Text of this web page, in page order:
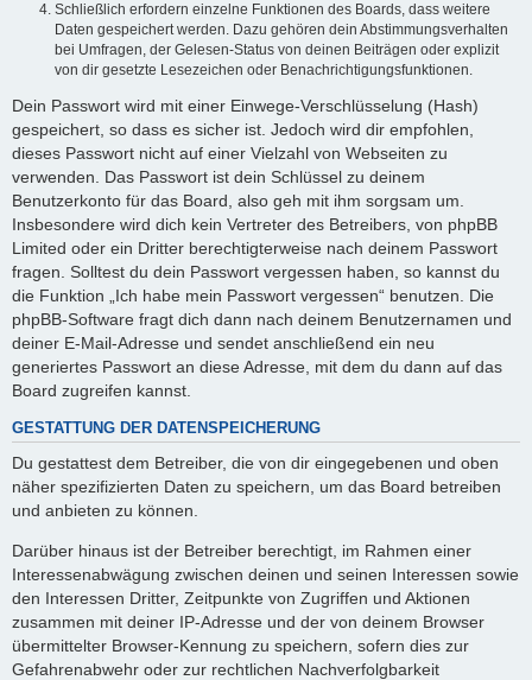
Schließlich erfordern einzelne Funktionen des Boards, dass weitere
Daten gespeichert werden. Dazu gehören dein Abstimmungsverhalten
bei Umfragen, der Gelesen-Status von deinen Beiträgen oder explizit
von dir gesetzte Lesezeichen oder Benachrichtigungsfunktionen.
Dein Passwort wird mit einer Einwege-Verschlüsselung (Hash)
gespeichert, so dass es sicher ist. Jedoch wird dir empfohlen,
dieses Passwort nicht auf einer Vielzahl von Webseiten zu
verwenden. Das Passwort ist dein Schlüssel zu deinem
Benutzerkonto für das Board, also geh mit ihm sorgsam um.
Insbesondere wird dich kein Vertreter des Betreibers, von phpBB
Limited oder ein Dritter berechtigterweise nach deinem Passwort
fragen. Solltest du dein Passwort vergessen haben, so kannst du
die Funktion „Ich habe mein Passwort vergessen“ benutzen. Die
phpBB-Software fragt dich dann nach deinem Benutzernamen und
deiner E-Mail-Adresse und sendet anschließend ein neu
generiertes Passwort an diese Adresse, mit dem du dann auf das
Board zugreifen kannst.
GESTATTUNG DER DATENSPEICHERUNG
Du gestattest dem Betreiber, die von dir eingegebenen und oben
näher spezifizierten Daten zu speichern, um das Board betreiben
und anbieten zu können.
Darüber hinaus ist der Betreiber berechtigt, im Rahmen einer
Interessenabwägung zwischen deinen und seinen Interessen sowie
den Interessen Dritter, Zeitpunkte von Zugriffen und Aktionen
zusammen mit deiner IP-Adresse und der von deinem Browser
übermittelter Browser-Kennung zu speichern, sofern dies zur
Gefahrenabwehr oder zur rechtlichen Nachverfolgbarkeit